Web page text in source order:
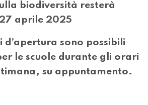
biodiversità resterà
aprile 2025
sono possibili
le scuole durante gli orari
su appuntamento.